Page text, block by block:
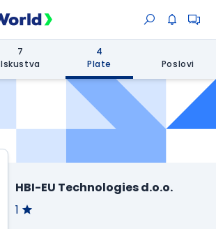
7
Iskustva
4
Plate
Poslovi
HBI-EU Technologies d.o.o.
1